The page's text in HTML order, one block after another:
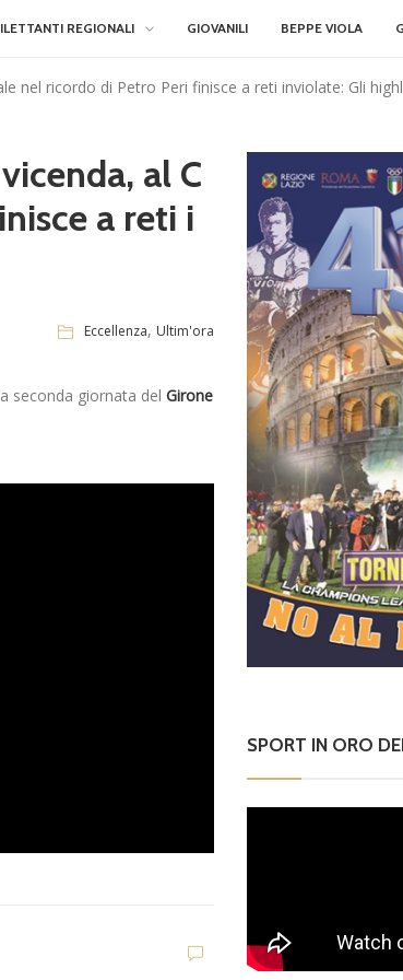
REGIONALI GIOVANILI BEPPE VIOLA
nel ricordo di Petro Peri finisce a reti inviolate: Gli
al C
a reti i
Eccellenza, Ultim'ora
seconda giornata del Girone
(Certosa V.
sosta: Busat
SPORT IN ORO